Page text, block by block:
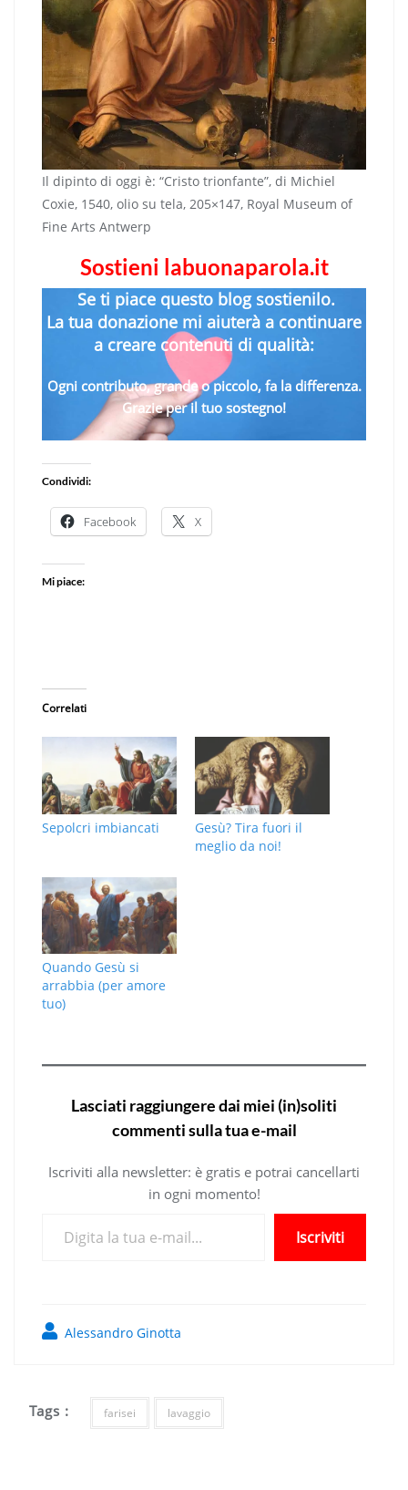
Il dipinto di oggi è: “Cristo trionfante”, di Michiel
Coxie, 1540, olio su tela, 205×147, Royal Museum of
Fine Arts Antwerp
Sostieni labuonaparola.it
Se ti piace questo blog sostienilo.
La tua donazione mi aiuterà a continuare
a creare contenuti di qualità:
Ogni contributo, grande o piccolo, fa la differenza.
Grazie per il tuo sostegno!
Condividi:
Facebook X
Mi piace:
Correlati
Sepolcri imbiancati
Gesù? Tira fuori il
meglio da noi!
Quando Gesù si
arrabbia (per amore
tuo)
Lasciati raggiungere dai miei (in)soliti
commenti sulla tua e-mail
Iscriviti alla newsletter: è gratis e potrai cancellarti
in ogni momento!
Iscriviti
Alessandro Ginotta
Tags : farisei lavaggio